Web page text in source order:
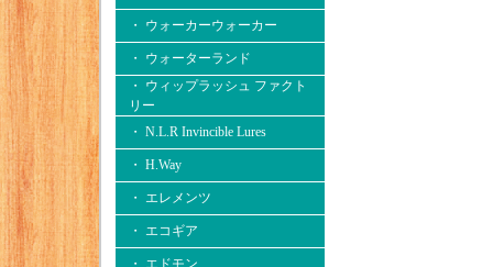
・ ウォーカーウォーカー
・ ウォーターランド
・ ウィップラッシュ ファクト
リー
・ N.L.R Invincible Lures
・ H.Way
・ エレメンツ
・ エコギア
・ エドモン